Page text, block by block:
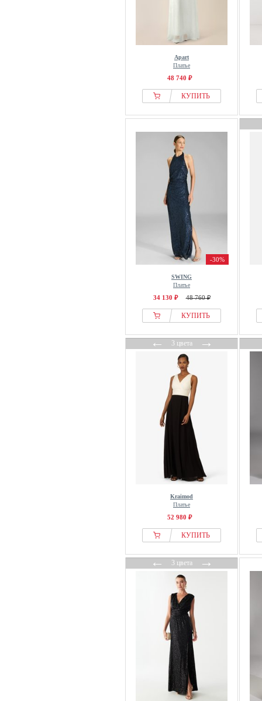
Apart
Платье
48 740 ₽
КУПИТЬ
-30%
SWING
Платье
34 130 ₽ 48 760 ₽
КУПИТЬ
←3 цвета→
Kraimod
Платье
52 980 ₽
КУПИТЬ
←3 цвета→